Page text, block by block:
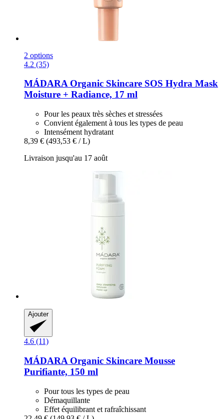
2 options
4.2 (35)
MÁDARA Organic Skincare SOS Hydra Mask
Moisture + Radiance, 17 ml
Pour les peaux très sèches et stressées
Convient également à tous les types de peau
Intensément hydratant
8,39 € (493,53 € / L)
Livraison jusqu'au 17 août
Ajouter
4.6 (11)
MÁDARA Organic Skincare Mousse
Purifiante, 150 ml
Pour tous les types de peau
Démaquillante
Effet équilibrant et rafraîchissant